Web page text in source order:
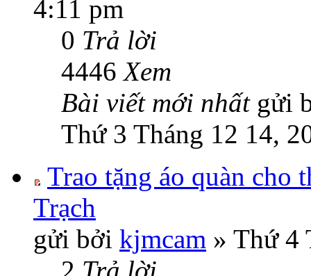
4:11 pm
0 Trả lời
4446Xem
Bài viết mới nhất gửi
Thứ 3 Tháng 12 14,
Trao tặng áo quàn cho
Trạch
gửi bởi kjmcam » Thứ 4
2 Trả lời